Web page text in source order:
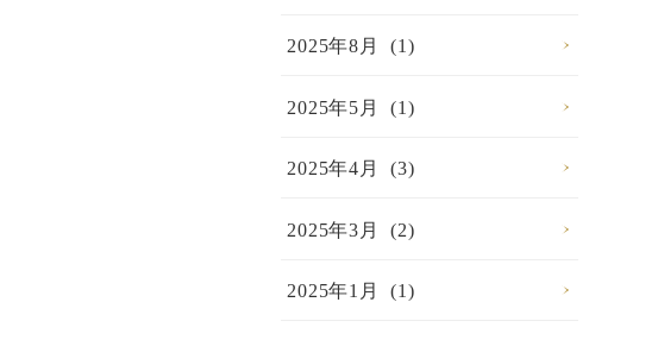
2025年8月 (1)
2025年5月 (1)
2025年4月 (3)
2025年3月 (2)
2025年1月 (1)